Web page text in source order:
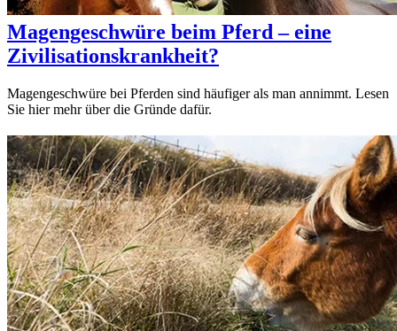
Magengeschwüre beim Pferd – eine
Zivilisationskrankheit?
Magengeschwüre bei Pferden sind häufiger als man annimmt. Lesen
Sie hier mehr über die Gründe dafür.